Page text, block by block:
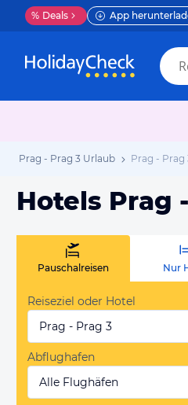
% Deals App
Prag - Prag 3 Urlaub Prag - Prag
Hotels Prag
Pauschalreisen Nur
Reiseziel oder Hotel
Prag - Prag 3
Abflughafen
Alle Flughäfen